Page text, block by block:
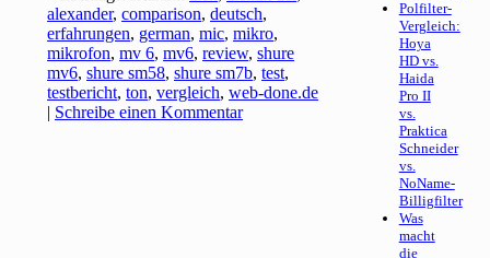
alexander,comparison,deutsch,
erfahrungen, german,mic,mikro,
mikrofon,mv 6,mv6,review,shure
mv6,shure sm58,shure sm7b,test,
testbericht,ton,vergleich,web-done.de
| Schreibe einen Kommentar
Polfilter-
Vergleich:
Hoya
HD vs.
Haida
Pro II
vs.
Praktica
Schneider
vs.
NoName-
Billigfilter
Was
macht
die